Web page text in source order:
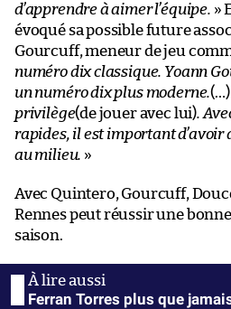
d’apprendre à aimer l’équipe. »
évoqué sa possible future
Gourcuff, meneur de jeu
numéro dix classique. Yoann
un numéro dix plus moderne.(…)
privilège(de jouer avec lui).
rapides, il est important d’avoir
au milieu. »
Avec Quintero, Gourcuff,
Rennes peut réussir une
saison.
Ferran Torres plus que